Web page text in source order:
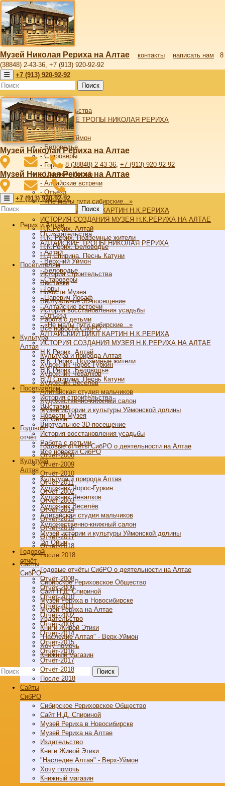
Музей Николая Рериха на Алтае контакты написать нам
8
(38848) 2-43-36, +7 (913) 920-92-92
+7 (913) 920-92-92
Поиск
Рерих и Алтай
От издательства
АЛТАЙСКИЕ ТРОПЫ НИКОЛАЯ РЕРИХА
- Алтай
- Верхний Уймон
- Беловодье
- Староверы
- Горы
- Царевич Иосаф
- Алтайские встречи
- Отъезд
- «Не малы пути сибирские...»
АЛТАЙСКИЙ ЦИКЛ КАРТИН Н.К.РЕРИХА
ИСТОРИЯ СОЗДАНИЯ МУЗЕЯ Н.К.РЕРИХА НА АЛТАЕ
Н.К.Рерих. Алтай
Н.К. Рерих. Подземные жители
Н.К.Рерих. Беловодье
Н.Д.Спирина. Песнь Катуни
Посетителям
История строительства
Выставки
Новости Музея
Виртуальное 3D-посещение
История восстановления усадьбы
Работа с детьми
Все новости СибРО
Культура
Алтая
Культура и природа Алтая
Художник Чорос-Гуркин
Художник Чевалков
Художник Веселёв
Алитайская студия мальчиков
Художественно-книжный салон
Музей истории и культуры Уймонской долины
Эл Ойын
Годовой
отчёт
Годовые отчёты СибРО о деятельности на Алтае
Отчёт-2008
Отчёт-2009
Отчёт-2010
Отчёт-2011
Отчёт-2002
Отчёт-2003
Отчёт-2014
Отчёт-2015
Отчёт-2016
Отчёт-2017
Отчёт-2018
После 2018
Cайты
СибРО
Сибирское Рериховское Общество
Сайт Н.Д. Спириной
Музей Рериха в Новосибирске
Музей Рериха на Алтае
Издательство
Книги Живой Этики
"Наследие Алтая" - Верх-Уймон
Хочу помочь
Книжный магазин
Поиск
Музей Николая Рериха на Алтае
8 (38848) 2-43-36, +7 (913) 920-92-92
Музей Николая Рериха на Алтае
+7 (913) 920-92-92
Поиск
Рерих и Алтай
От издательства
АЛТАЙСКИЕ ТРОПЫ НИКОЛАЯ РЕРИХА
- Алтай
- Верхний Уймон
- Беловодье
- Староверы
- Горы
- Царевич Иосаф
- Алтайские встречи
- Отъезд
- «Не малы пути сибирские...»
АЛТАЙСКИЙ ЦИКЛ КАРТИН Н.К.РЕРИХА
ИСТОРИЯ СОЗДАНИЯ МУЗЕЯ Н.К.РЕРИХА НА АЛТАЕ
Н.К.Рерих. Алтай
Н.К. Рерих. Подземные жители
Н.К.Рерих. Беловодье
Н.Д.Спирина. Песнь Катуни
Посетителям
История строительства
Выставки
Новости Музея
Виртуальное 3D-посещение
История восстановления усадьбы
Работа с детьми
Все новости СибРО
Культура
Алтая
Культура и природа Алтая
Художник Чорос-Гуркин
Художник Чевалков
Художник Веселёв
Алитайская студия мальчиков
Художественно-книжный салон
Музей истории и культуры Уймонской долины
Эл Ойын
Годовой
отчёт
Годовые отчёты СибРО о деятельности на Алтае
Отчёт-2008
Отчёт-2009
Отчёт-2010
Отчёт-2011
Отчёт-2002
Отчёт-2003
Отчёт-2014
Отчёт-2015
Отчёт-2016
Отчёт-2017
Отчёт-2018
После 2018
Cайты
СибРО
Сибирское Рериховское Общество
Сайт Н.Д. Спириной
Музей Рериха в Новосибирске
Музей Рериха на Алтае
Издательство
Книги Живой Этики
"Наследие Алтая" - Верх-Уймон
Хочу помочь
Книжный магазин